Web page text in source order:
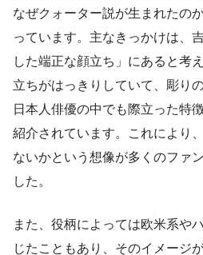
なぜクォーター説が生まれたの
っています。主なきっかけは、
した端正な顔立ち」にあると考
立ちがはっきりしていて、彫り
日本人俳優の中でも際立った特
紹介されています。これにより
ないかという想像が多くのファ
した。
また、役柄によっては欧米系や
じたこともあり、そのイメージ